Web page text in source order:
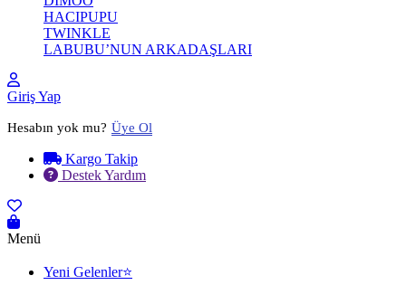
HACIPUPU
TWINKLE
LABUBU’NUN ARKADAŞLARI
Giriş Yap
Hesabın yok mu? Üye Ol
Kargo Takip
Destek Yardım
Menü
Yeni Gelenler⭐